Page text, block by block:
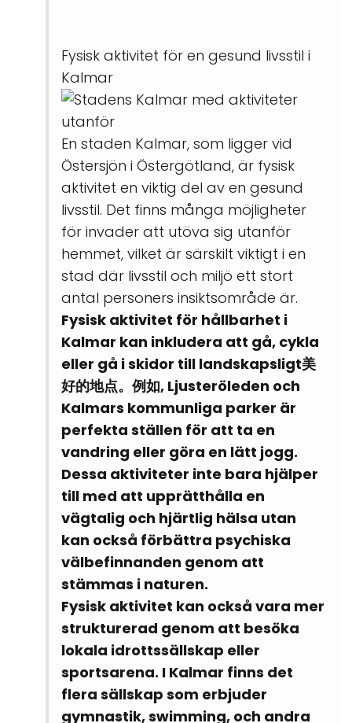
Fysisk aktivitet för en gesund livsstil i
Kalmar
En staden Kalmar, som ligger vid
Östersjön i Östergötland, är fysisk
aktivitet en viktig del av en gesund
livsstil. Det finns många möjligheter
för invader att utöva sig utanför
hemmet, vilket är särskilt viktigt i en
stad där livsstil och miljö ett stort
antal personers insiktsområde är.
Fysisk aktivitet för hållbarhet i
Kalmar kan inkludera att gå, cykla
eller gå i skidor till landskapsligt美
好的地点。例如, Ljusteröleden och
Kalmars kommunliga parker är
perfekta ställen för att ta en
vandring eller göra en lätt jogg.
Dessa aktiviteter inte bara hjälper
till med att upprätthålla en
vägtalig och hjärtlig hälsa utan
kan också förbättra psychiska
välbefinnanden genom att
stämmas i naturen.
Fysisk aktivitet kan också vara mer
strukturerad genom att besöka
lokala idrottssällskap eller
sportsarena. I Kalmar finns det
flera sällskap som erbjuder
gymnastik, swimming, och andra